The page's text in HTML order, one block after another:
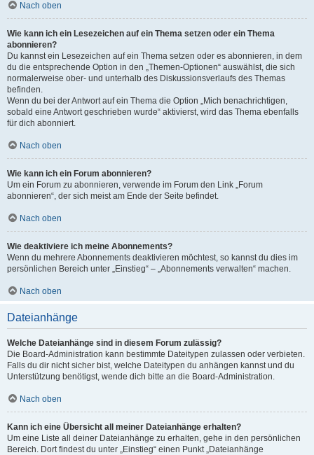
Nach oben
Wie kann ich ein Lesezeichen auf ein Thema setzen oder ein Thema
abonnieren?
Du kannst ein Lesezeichen auf ein Thema setzen oder es abonnieren, in dem
du die entsprechende Option in den „Themen-Optionen“ auswählst, die sich
normalerweise ober- und unterhalb des Diskussionsverlaufs des Themas
befinden.
Wenn du bei der Antwort auf ein Thema die Option „Mich benachrichtigen,
sobald eine Antwort geschrieben wurde“ aktivierst, wird das Thema ebenfalls
für dich abonniert.
Nach oben
Wie kann ich ein Forum abonnieren?
Um ein Forum zu abonnieren, verwende im Forum den Link „Forum
abonnieren“, der sich meist am Ende der Seite befindet.
Nach oben
Wie deaktiviere ich meine Abonnements?
Wenn du mehrere Abonnements deaktivieren möchtest, so kannst du dies im
persönlichen Bereich unter „Einstieg“ – „Abonnements verwalten“ machen.
Nach oben
Dateianhänge
Welche Dateianhänge sind in diesem Forum zulässig?
Die Board-Administration kann bestimmte Dateitypen zulassen oder verbieten.
Falls du dir nicht sicher bist, welche Dateitypen du anhängen kannst und du
Unterstützung benötigst, wende dich bitte an die Board-Administration.
Nach oben
Kann ich eine Übersicht all meiner Dateianhänge erhalten?
Um eine Liste all deiner Dateianhänge zu erhalten, gehe in den persönlichen
Bereich. Dort findest du unter „Einstieg“ einen Punkt „Dateianhänge